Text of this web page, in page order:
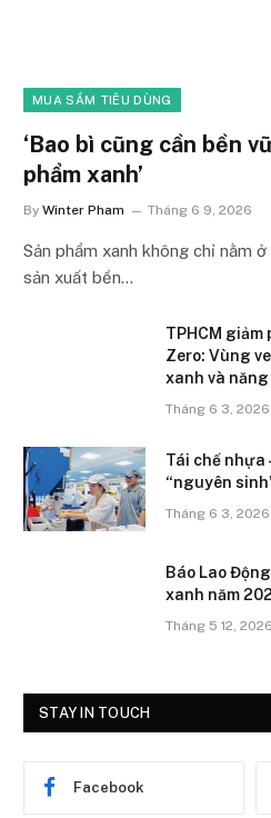
MUA SẮM TIÊU DÙNG
‘Bao bì cũng cần bền
phẩm xanh’
By Winter Pham Tháng 6 9, 2026
Sản phẩm xanh không chỉ nằm
sản xuất bền…
TPHCM
Zero: Vùng
xanh và
Tháng 6 3, 2026
Tái chế nhựa
“nguyên
Tháng 6 3, 2026
Báo Lao
xanh năm
Tháng 5 12, 2026
STAY IN TOUCH
Facebook